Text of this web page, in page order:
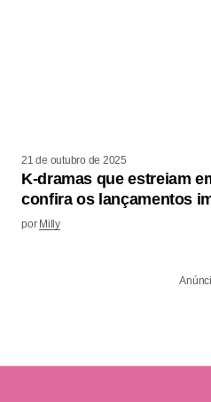
21 de outubro de 2025
K-dramas que estreiam
confira os lançamentos
por Milly